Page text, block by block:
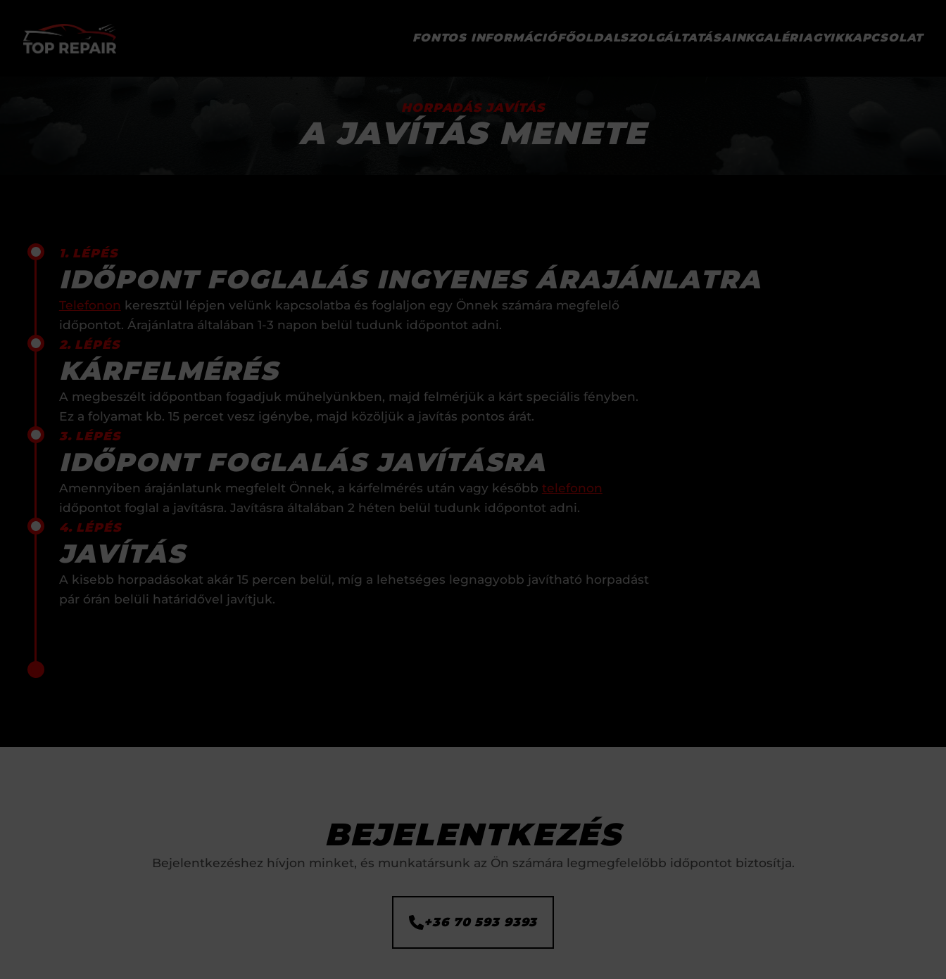
FONTOS INFORMÁCIÓFŐOLDALSZOLGÁLTATÁSAINKGALÉRIAGYIKKAPCSOLAT
HORPADÁS JAVÍTÁS
A JAVÍTÁS MENETE
1. LÉPÉS
IDŐPONT FOGLALÁS INGYENES ÁRAJÁNLATRA
Telefonon keresztül lépjen velünk kapcsolatba és foglaljon egy Önnek számára megfelelő
időpontot. Árajánlatra általában 1-3 napon belül tudunk időpontot adni.
2. LÉPÉS
KÁRFELMÉRÉS
A megbeszélt időpontban fogadjuk műhelyünkben, majd felmérjük a kárt speciális fényben.
Ez a folyamat kb. 15 percet vesz igénybe, majd közöljük a javítás pontos árát.
3. LÉPÉS
IDŐPONT FOGLALÁS JAVÍTÁSRA
Amennyiben árajánlatunk megfelelt Önnek, a kárfelmérés után vagy később telefonon
időpontot foglal a javításra. Javításra általában 2 héten belül tudunk időpontot adni.
4. LÉPÉS
JAVÍTÁS
A kisebb horpadásokat akár 15 percen belül, míg a lehetséges legnagyobb javítható horpadást
pár órán belüli határidővel javítjuk.
BEJELENTKEZÉS
Bejelentkezéshez hívjon minket, és munkatársunk az Ön számára legmegfelelőbb időpontot biztosítja.
+36 70 593 9393